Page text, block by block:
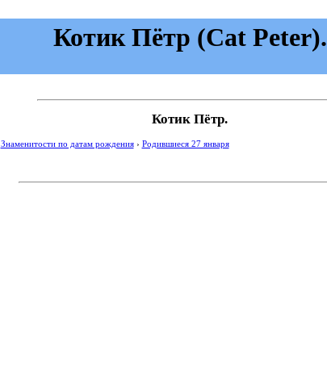
Котик Пётр (Cat Peter).
Котик Пётр.
Знаменитости по датам рождения› Родившиеся 27 января